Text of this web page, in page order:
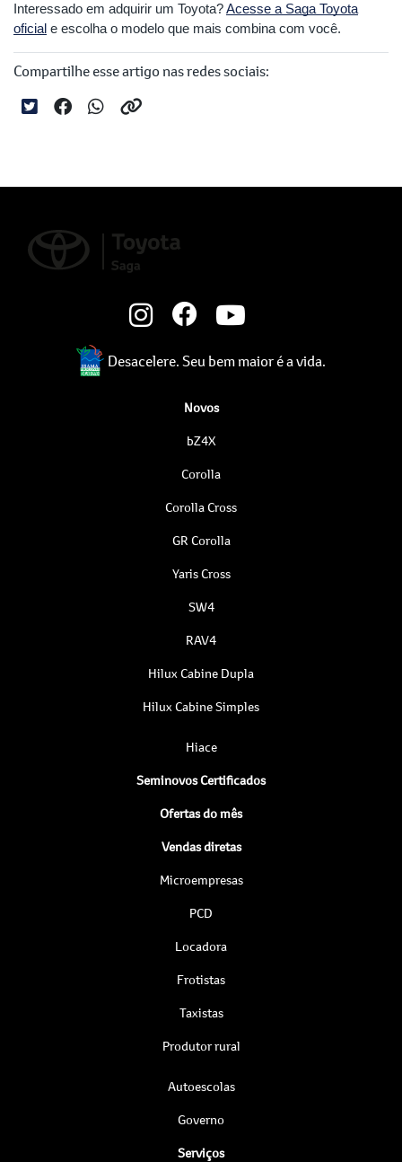
Interessado em adquirir um Toyota?Acesse a Saga Toyota
oficial e escolha o modelo que mais combina com você.
Compartilhe esse artigo nas redes sociais:
Desacelere. Seu bem maior é a vida.
Novos
bZ4X
Corolla
Corolla Cross
GR Corolla
Yaris Cross
SW4
RAV4
Hilux Cabine Dupla
Hilux Cabine Simples
Hiace
Seminovos Certificados
Ofertas do mês
Vendas diretas
Microempresas
PCD
Locadora
Frotistas
Taxistas
Produtor rural
Autoescolas
Governo
Serviços